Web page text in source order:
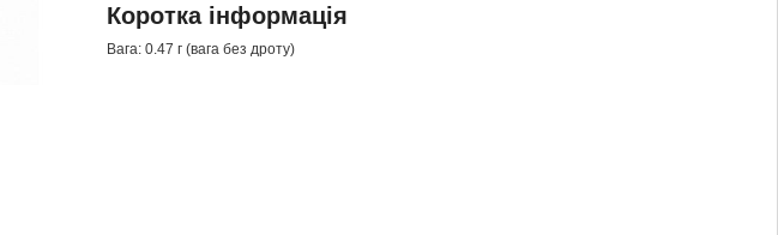
Коротка інформація
Вага: 0.47 г (вага без дроту)